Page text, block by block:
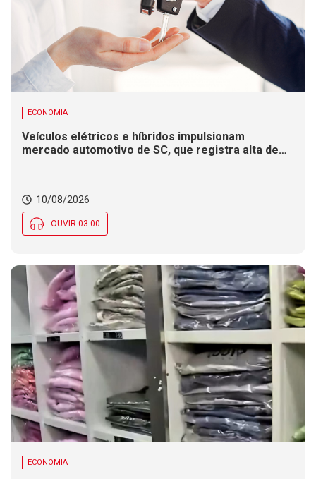
ECONOMIA
Veículos elétricos e híbridos impulsionam
mercado automotivo de SC, que registra alta de
10/08/2026
OUVIR 03:00
ECONOMIA